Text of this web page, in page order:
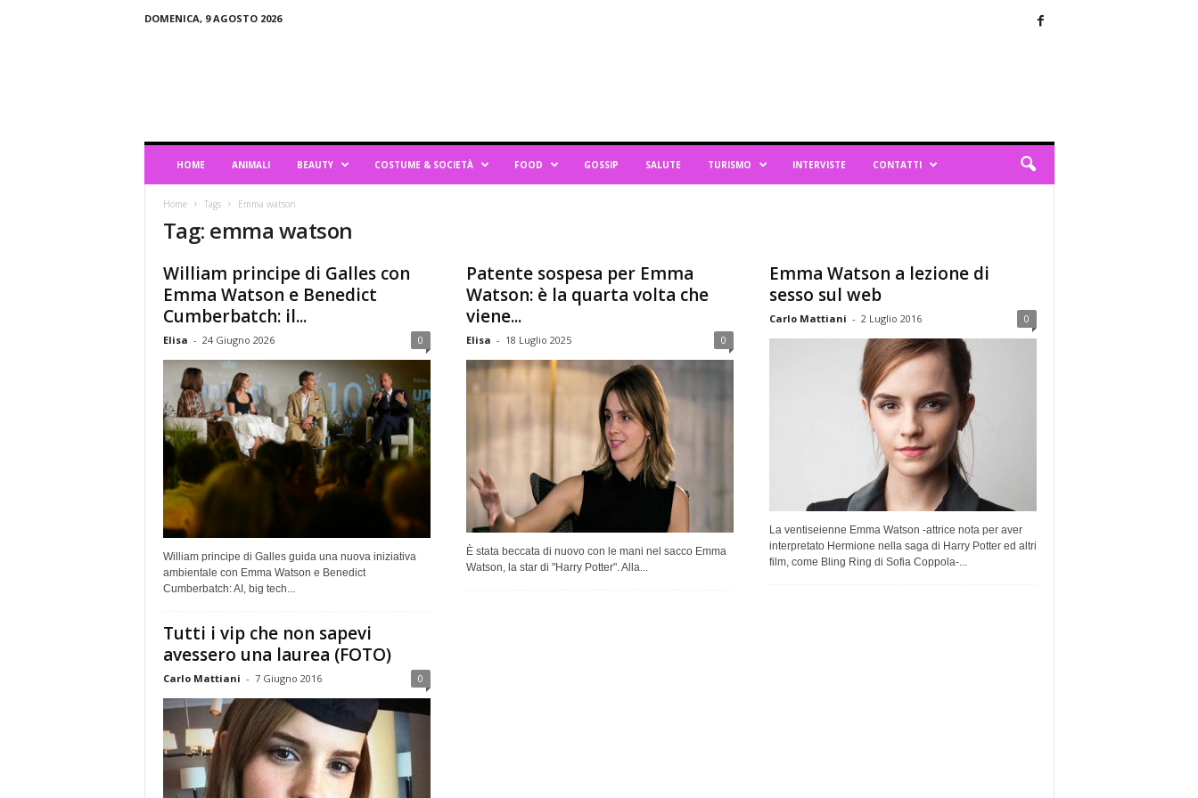
DOMENICA, 9 AGOSTO 2026
HOME ANIMALI BEAUTY COSTUME & SOCIETÀ FOOD GOSSIP SALUTE TURISMO INTERVISTE CONTATTI
Home Tags Emma watson
Tag: emma watson
William principe di Galles con
Emma Watson e Benedict
Cumberbatch: il...
Elisa - 24 Giugno 2026 0
William principe di Galles guida una nuova iniziativa
ambientale con Emma Watson e Benedict
Cumberbatch: AI, big tech...
Patente sospesa per Emma
Watson: è la quarta volta che
viene...
Elisa - 18 Luglio 2025 0
È stata beccata di nuovo con le mani nel sacco Emma
Watson, la star di "Harry Potter". Alla...
Emma Watson a lezione di
sesso sul web
Carlo Mattiani - 2 Luglio 2016 0
La ventiseienne Emma Watson -attrice nota per aver
interpretato Hermione nella saga di Harry Potter ed altri
film, come Bling Ring di Sofia Coppola-...
Tutti i vip che non sapevi
avessero una laurea (FOTO)
Carlo Mattiani - 7 Giugno 2016 0